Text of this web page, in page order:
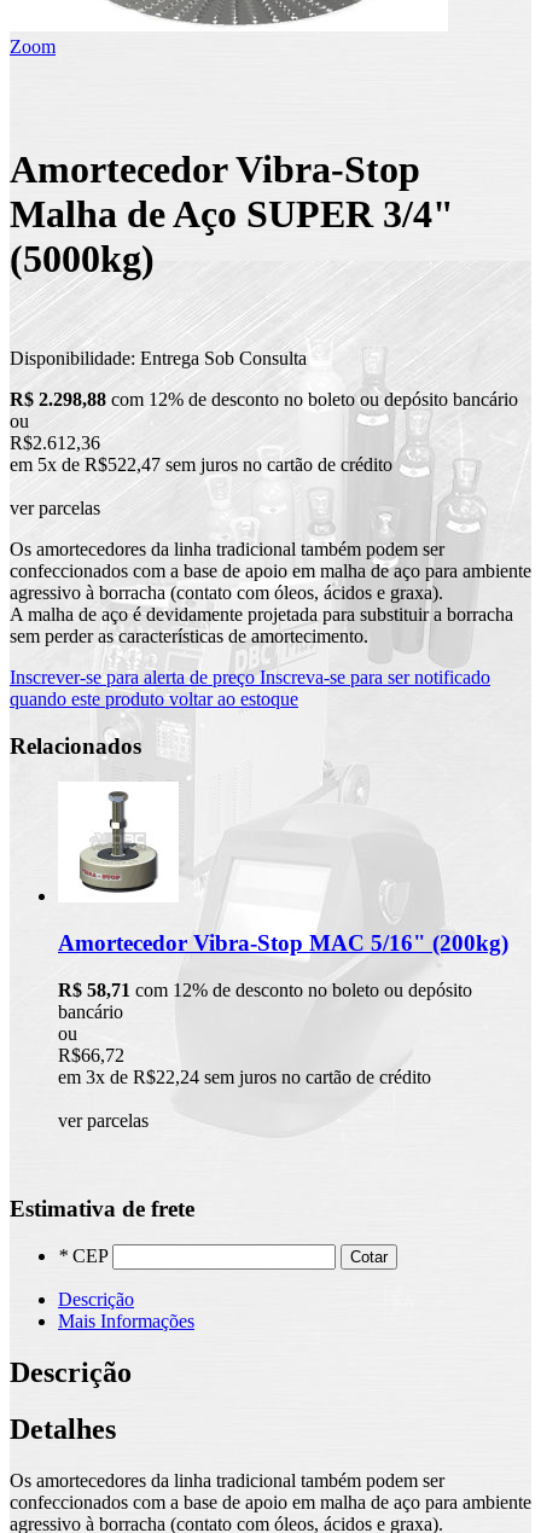
Zoom
Amortecedor Vibra-Stop
Malha de Aço SUPER 3/4"
(5000kg)
Disponibilidade: Entrega Sob Consulta
R$ 2.298,88 com 12% de desconto no boleto ou depósito bancário
ou
R$2.612,36
em 5x de R$522,47 sem juros no cartão de crédito
ver parcelas
Os amortecedores da linha tradicional também podem ser
confeccionados com a base de apoio em malha de aço para ambiente
agressivo à borracha (contato com óleos, ácidos e graxa).
A malha de aço é devidamente projetada para substituir a borracha
sem perder as características de amortecimento.
Inscrever-se para alerta de preço Inscreva-se para ser notificado
quando este produto voltar ao estoque
Relacionados
Amortecedor Vibra-Stop MAC 5/16" (200kg)
R$ 58,71 com 12% de desconto no boleto ou depósito
bancário
ou
R$66,72
em 3x de R$22,24 sem juros no cartão de crédito
ver parcelas
Estimativa de frete
* CEP Cotar
Descrição
Mais Informações
Descrição
Detalhes
Os amortecedores da linha tradicional também podem ser
confeccionados com a base de apoio em malha de aço para ambiente
agressivo à borracha (contato com óleos, ácidos e graxa).